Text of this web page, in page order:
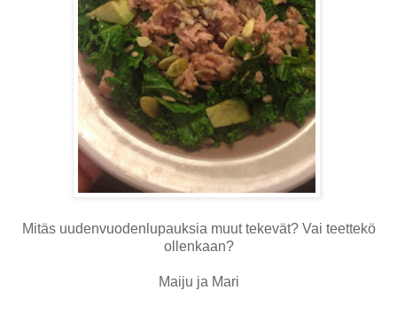
Mitäs uudenvuodenlupauksia muut tekevät? Vai teettekö
ollenkaan?
Maiju ja Mari